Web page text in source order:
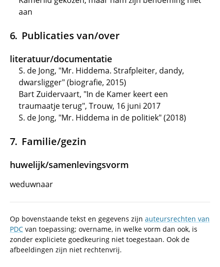
aan
Publicaties van/over
literatuur/documentatie
S. de Jong, "Mr. Hiddema. Strafpleiter, dandy,
dwarsligger" (biografie, 2015)
Bart Zuidervaart, "In de Kamer keert een
traumaatje terug", Trouw, 16 juni 2017
S. de Jong, "Mr. Hiddema in de politiek" (2018)
Familie/gezin
huwelijk/samenlevingsvorm
weduwnaar
Op bovenstaande tekst en gegevens zijn auteursrechten van
PDC van toepassing; overname, in welke vorm dan ook, is
zonder expliciete goedkeuring niet toegestaan. Ook de
afbeeldingen zijn niet rechtenvrij.